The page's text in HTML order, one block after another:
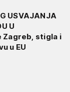
USVAJANJA
U
Zagreb, stigla i
u EU